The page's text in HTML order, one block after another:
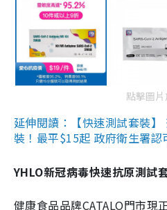
點擊圖
延伸閱讀：【快速測試套裝
裝！最平$15起 政府衛生署認
YHLO新冠病毒快速抗原測試
健康食品品牌CATALO門市現